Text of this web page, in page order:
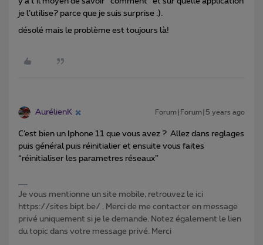
je l’utilise? parce que je suis surprise :).
désolé mais le problème est toujours là!
AurélienK Forum|Forum|5 years ago
C’est bien un Iphone 11 que vous avez ? Allez dans reglages
puis général puis réinitialier et ensuite vous faites
“réinitialiser les parametres réseaux”
Je vous mentionne un site mobile, retrouvez le ici
https://sites.bipt.be/ . Merci de me contacter en message
privé uniquement si je le demande. Notez également le lien
du topic dans votre message privé. Merci